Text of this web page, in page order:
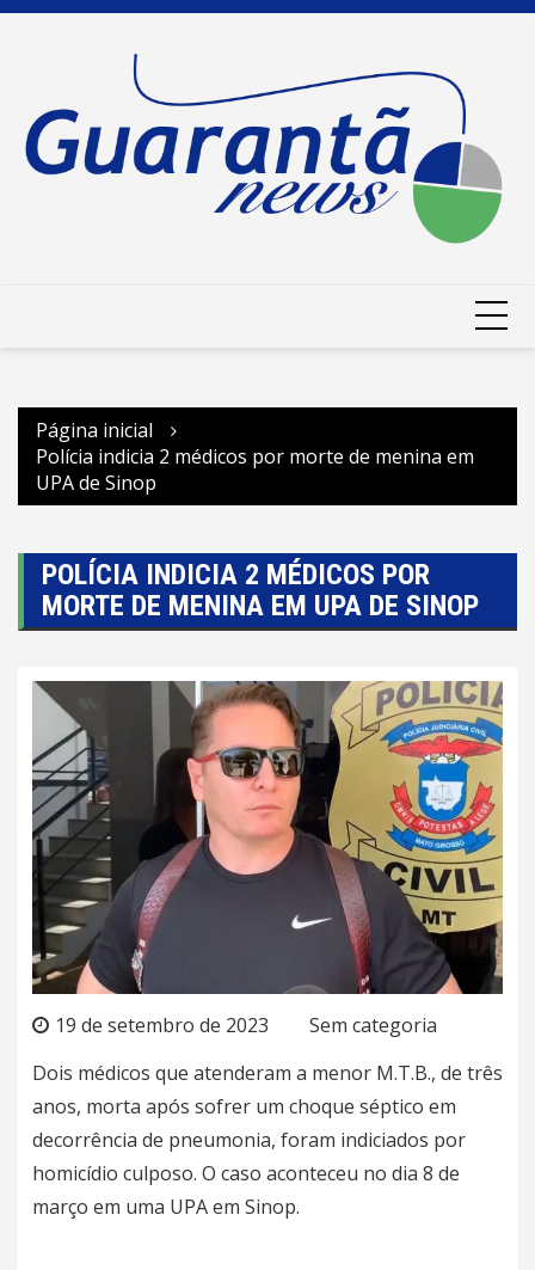
Ir
Página inicial
Polícia indicia 2 médicos por morte de menina em
UPA de Sinop
POLÍCIA INDICIA 2 MÉDICOS POR
MORTE DE MENINA EM UPA DE SINOP
19 de setembro de 2023
Sem categoria
Dois médicos que atenderam a menor M.T.B., de três
anos, morta após sofrer um choque séptico em
decorrência de pneumonia, foram indiciados por
homicídio culposo. O caso aconteceu no dia 8 de
março em uma UPA em Sinop.